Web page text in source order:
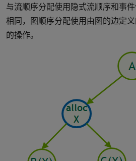
与流顺序分配使用隐式流顺序和事
相同，图顺序分配使用由图的边定
的操作。